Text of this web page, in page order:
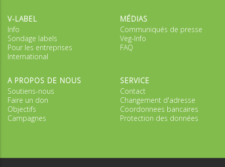
V-LABEL
Info
Sondage labels
Pour les entreprises
International
MÉDIAS
Communiqués de presse
Veg-Info
FAQ
A PROPOS DE NOUS
Soutiens-nous
Faire un don
Objectifs
Campagnes
SERVICE
Contact
Changement d'adresse
Coordonnees bancaires
Protection des données